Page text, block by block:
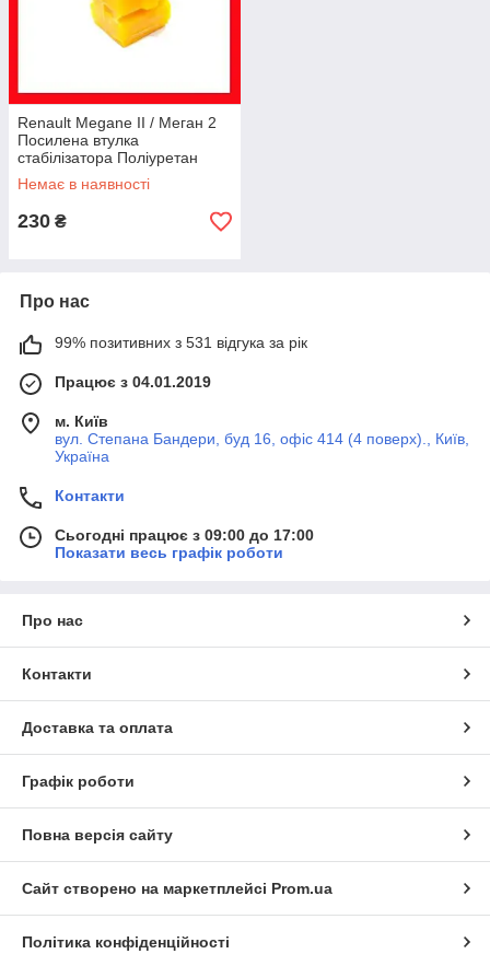
Renault Megane II / Меган 2
Посилена втулка
стабілізатора Поліуретан
Гарантія 12 міс! 7701056096
Немає в наявності
230 ₴
Про нас
99% позитивних з 531 відгука за рік
Працює з 04.01.2019
м. Київ
вул. Степана Бандери, буд 16, офіс 414 (4 поверх)., Київ,
Україна
Контакти
Сьогодні працює з 09:00 до 17:00
Показати весь графік роботи
Про нас
Контакти
Доставка та оплата
Графік роботи
Повна версія сайту
Сайт створено на маркетплейсі Prom.ua
Політика конфіденційності